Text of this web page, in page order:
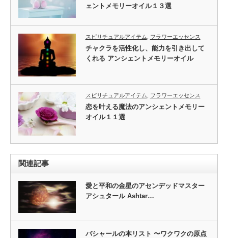
ェントメモリーオイル１３選
スピリチュアルアイテム フラワーエッセンス
チャクラを活性化し、能力を引き出して
くれる アンシェントメモリーオイル
スピリチュアルアイテム フラワーエッセンス
恋を叶える魔法のアンシェントメモリー
オイル１１選
関連記事
愛と平和の金星のアセンデッドマスター
アシュタール Ashtar…
バシャールの本リスト 〜ワクワクの原点